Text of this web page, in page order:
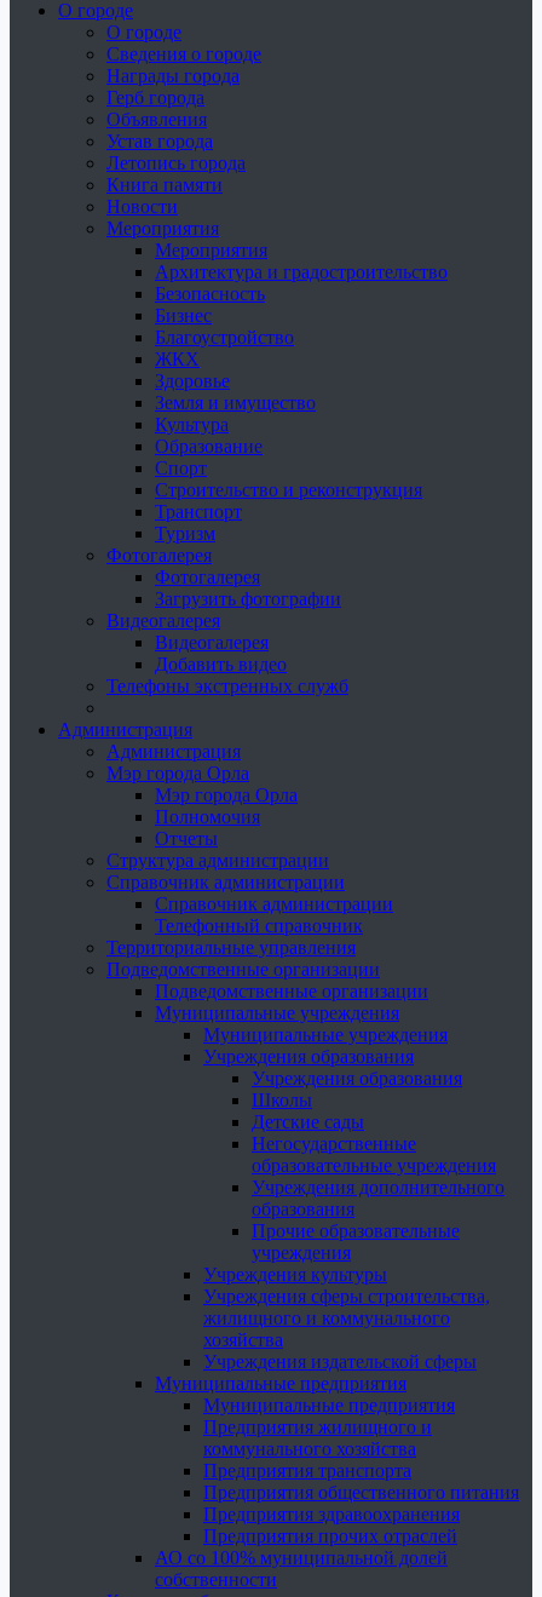
О городе
О городе
Сведения о городе
Награды города
Герб города
Объявления
Устав города
Летопись города
Книга памяти
Новости
Мероприятия
Мероприятия
Архитектура и градостроительство
Безопасность
Бизнес
Благоустройство
ЖКХ
Здоровье
Земля и имущество
Культура
Образование
Спорт
Строительство и реконструкция
Транспорт
Туризм
Фотогалерея
Фотогалерея
Загрузить фотографии
Видеогалерея
Видеогалерея
Добавить видео
Телефоны экстренных служб
Администрация
Администрация
Мэр города Орла
Мэр города Орла
Полномочия
Отчеты
Структура администрации
Справочник администрации
Справочник администрации
Телефонный справочник
Территориальные управления
Подведомственные организации
Подведомственные организации
Муниципальные учреждения
Муниципальные учреждения
Учреждения образования
Учреждения образования
Школы
Детские сады
Негосударственные
образовательные учреждения
Учреждения дополнительного
образования
Прочие образовательные
учреждения
Учреждения культуры
Учреждения сферы строительства,
жилищного и коммунального
хозяйства
Учреждения издательской сферы
Муниципальные предприятия
Муниципальные предприятия
Предприятия жилищного и
коммунального хозяйства
Предприятия транспорта
Предприятия общественного питания
Предприятия здравоохранения
Предприятия прочих отраслей
АО со 100% муниципальной долей
собственности